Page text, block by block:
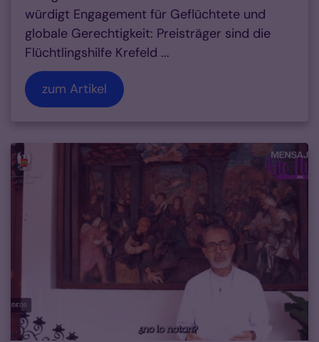
würdigt Engagement für Geflüchtete und
globale Gerechtigkeit: Preisträger sind die
Flüchtlingshilfe Krefeld ...
zum Artikel